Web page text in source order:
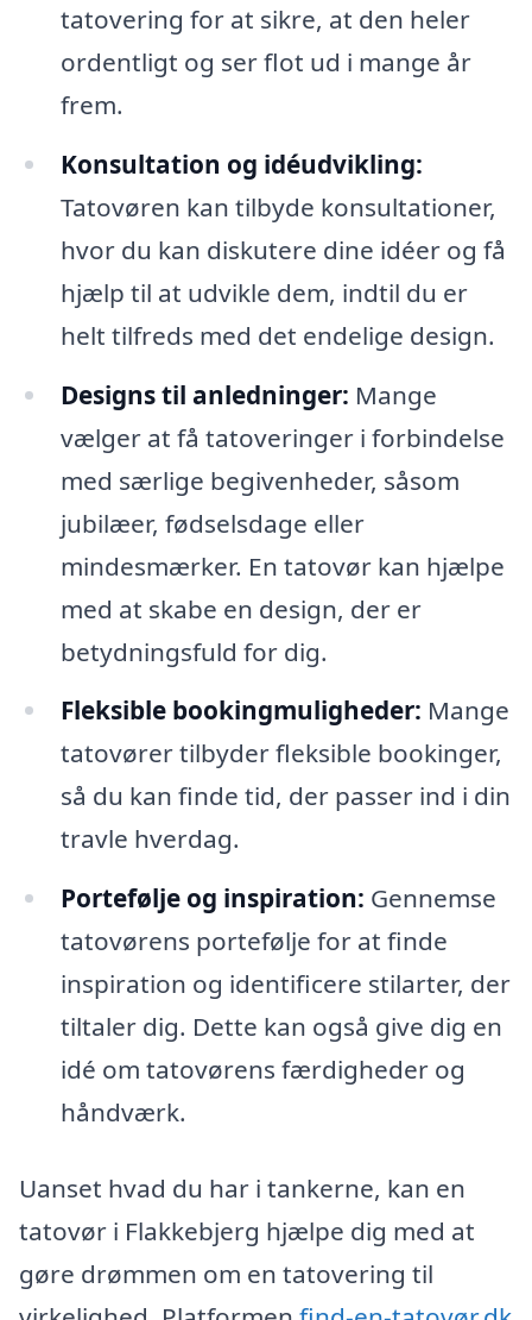
tatovering for at sikre, at den heler
ordentligt og ser flot ud i mange år
frem.
Konsultation og idéudvikling:
Tatovøren kan tilbyde konsultationer,
hvor du kan diskutere dine idéer og få
hjælp til at udvikle dem, indtil du er
helt tilfreds med det endelige design.
Designs til anledninger: Mange
vælger at få tatoveringer i forbindelse
med særlige begivenheder, såsom
jubilæer, fødselsdage eller
mindesmærker. En tatovør kan hjælpe
med at skabe en design, der er
betydningsfuld for dig.
Fleksible bookingmuligheder: Mange
tatovører tilbyder fleksible bookinger,
så du kan finde tid, der passer ind i din
travle hverdag.
Portefølje og inspiration: Gennemse
tatovørens portefølje for at finde
inspiration og identificere stilarter, der
tiltaler dig. Dette kan også give dig en
idé om tatovørens færdigheder og
håndværk.
Uanset hvad du har i tankerne, kan en
tatovør i Flakkebjerg hjælpe dig med at
gøre drømmen om en tatovering til